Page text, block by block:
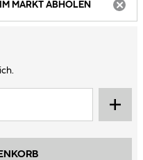
IM MARKT ABHOLEN